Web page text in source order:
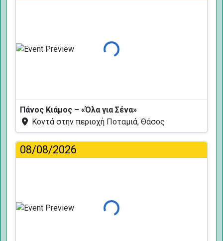
Φόρτωση...
Πάνος Κιάμος – «Όλα για Σένα»
Κοντά στην περιοχή Ποταμιά, Θάσος
08/08/2026
Φόρτωση...